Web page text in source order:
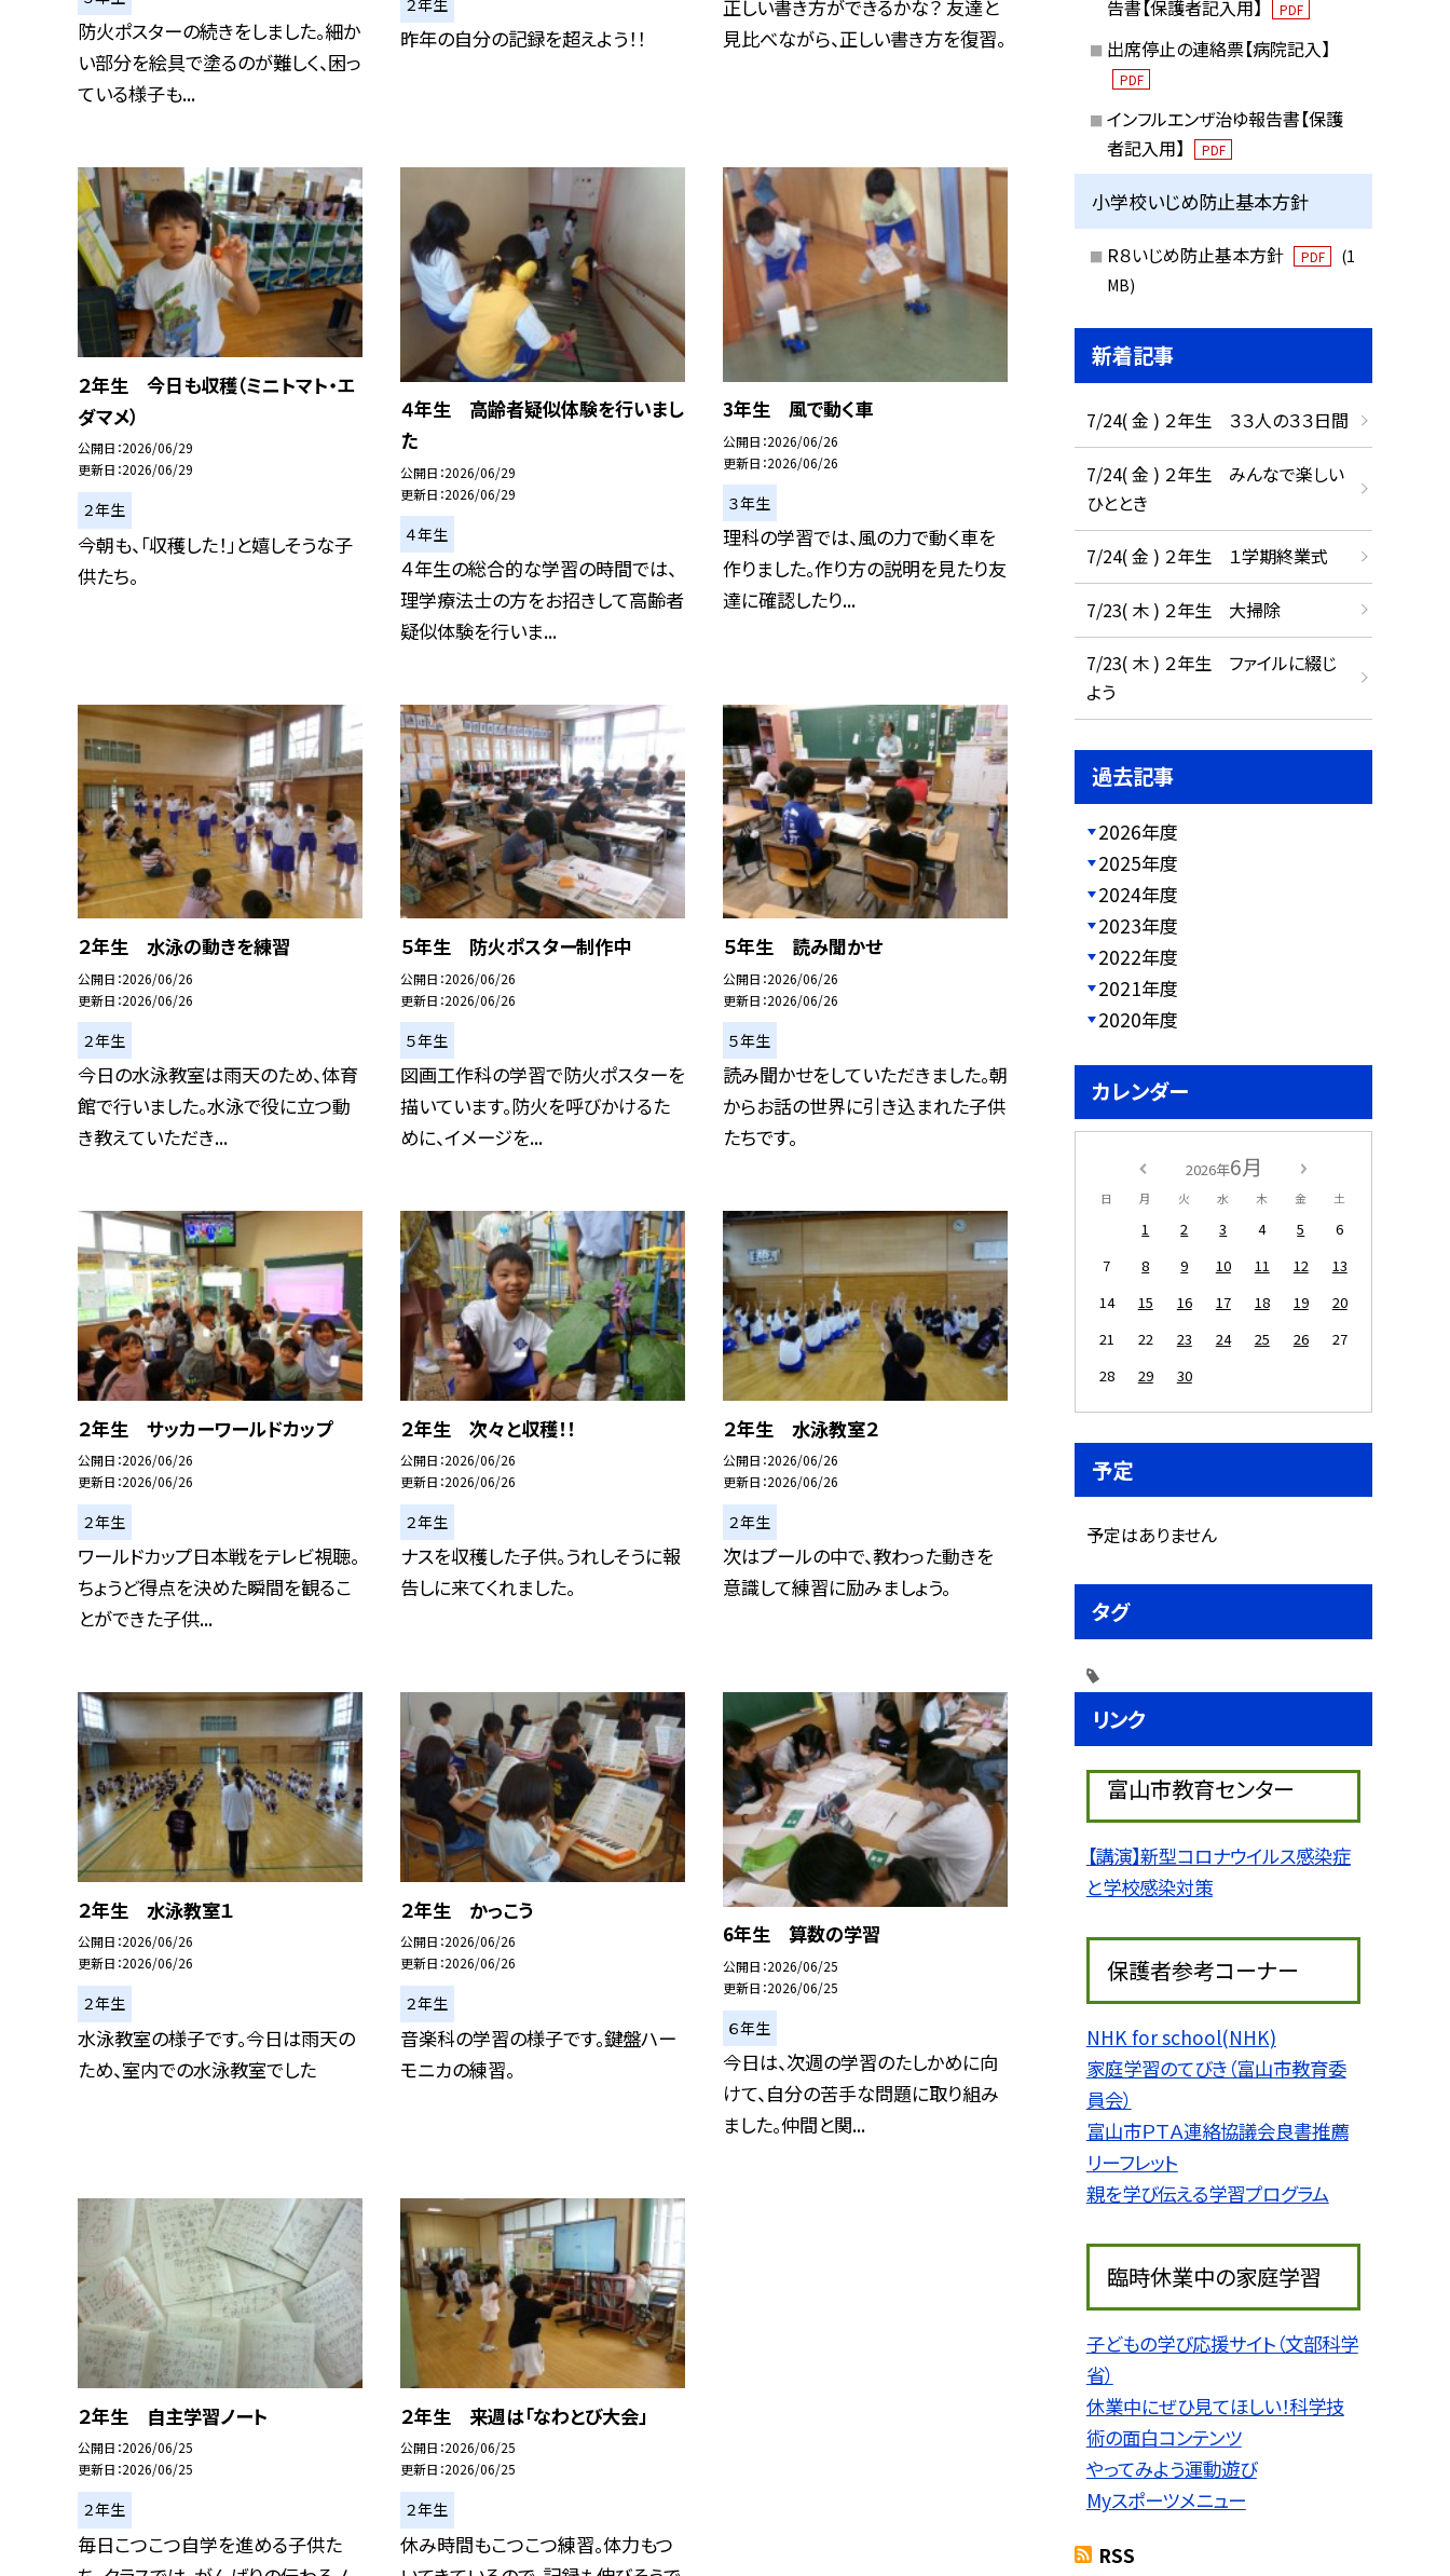
防火ポスターの続きをしました。細か
い部分を絵具で塗るのが難しく、困っ
ている様子も...
昨年の自分の記録を超えよう！！
正しい書き方ができるかな？ 友達と
見比べながら、正しい書き方を復習。
２年生 今日も収穫（ミニトマト・エ
ダマメ）
公開日 2026/06/29
更新日 2026/06/29
２年生
今朝も、「収穫した！」と嬉しそうな子
供たち。
４年生 高齢者疑似体験を行いまし
た
公開日 2026/06/29
更新日 2026/06/29
４年生
４年生の総合的な学習の時間では、
理学療法士の方をお招きして高齢者
疑似体験を行いま...
3年生 風で動く車
公開日 2026/06/26
更新日 2026/06/26
３年生
理科の学習では、風の力で動く車を
作りました。作り方の説明を見たり友
達に確認したり...
２年生 水泳の動きを練習
公開日 2026/06/26
更新日 2026/06/26
２年生
今日の水泳教室は雨天のため、体育
館で行いました。水泳で役に立つ動
き教えていただき...
５年生 防火ポスター制作中
公開日 2026/06/26
更新日 2026/06/26
５年生
図画工作科の学習で防火ポスターを
描いています。防火を呼びかけるた
めに、イメージを...
５年生 読み聞かせ
公開日 2026/06/26
更新日 2026/06/26
５年生
読み聞かせをしていただきました。朝
からお話の世界に引き込まれた子供
たちです。
２年生 サッカーワールドカップ
公開日 2026/06/26
更新日 2026/06/26
２年生
ワールドカップ日本戦をテレビ視聴。
ちょうど得点を決めた瞬間を観るこ
とができた子供...
２年生 次々と収穫！！
公開日 2026/06/26
更新日 2026/06/26
２年生
ナスを収穫した子供。うれしそうに報
告しに来てくれました。
２年生 水泳教室２
公開日 2026/06/26
更新日 2026/06/26
２年生
次はプールの中で、教わった動きを
意識して練習に励みましょう。
２年生 水泳教室１
公開日 2026/06/26
更新日 2026/06/26
２年生
水泳教室の様子です。今日は雨天の
ため、室内での水泳教室でした
２年生 かっこう
公開日 2026/06/26
更新日 2026/06/26
２年生
音楽科の学習の様子です。鍵盤ハー
モニカの練習。
6年生 算数の学習
公開日 2026/06/25
更新日 2026/06/25
６年生
今日は、次週の学習のたしかめに向
けて、自分の苦手な問題に取り組み
ました。仲間と関...
２年生 自主学習ノート
公開日 2026/06/25
更新日 2026/06/25
２年生
毎日こつこつ自学を進める子供た
２年生 来週は「なわとび大会」
公開日 2026/06/25
更新日 2026/06/25
２年生
休み時間もこつこつ練習。体力もつ
告書【保護者記入用】
PDF
出席停止の連絡票【病院記入】
PDF
インフルエンザ治ゆ報告書【保護
者記入用】
PDF
小学校いじめ防止基本方針
R８いじめ防止基本方針 PDF
(1
MB)
新着記事
7/24( 金 ) ２年生 ３３人の３３日間
7/24( 金 ) ２年生 みんなで楽しい
ひととき
7/24( 金 ) ２年生 １学期終業式
7/23( 木 ) ２年生 大掃除
7/23( 木 ) ２年生 ファイルに綴じ
よう
過去記事
2026年度
2025年度
2024年度
2023年度
2022年度
2021年度
2020年度
カレンダー
2026年6月
日 月 火 水 木 金 土
1 2 3 4 5
6
7
8 9 10 11 12
13
14
15 16 17 18 19
20
21
22 23 24 25 26
27
28
29 30
予定
予定はありません
タグ
リンク
富山市教育センター
【講演】新型コロナウイルス感染症
と学校感染対策
保護者参考コーナー
NHK for school(NHK)
家庭学習のてびき（富山市教育委
員会）
富山市ＰＴＡ連絡協議会良書推薦
リーフレット
親を学び伝える学習プログラム
臨時休業中の家庭学習
子どもの学び応援サイト（文部科学
省）
休業中にぜひ見てほしい！科学技
術の面白コンテンツ
やってみよう運動遊び
Myスポーツメニュー
RSS